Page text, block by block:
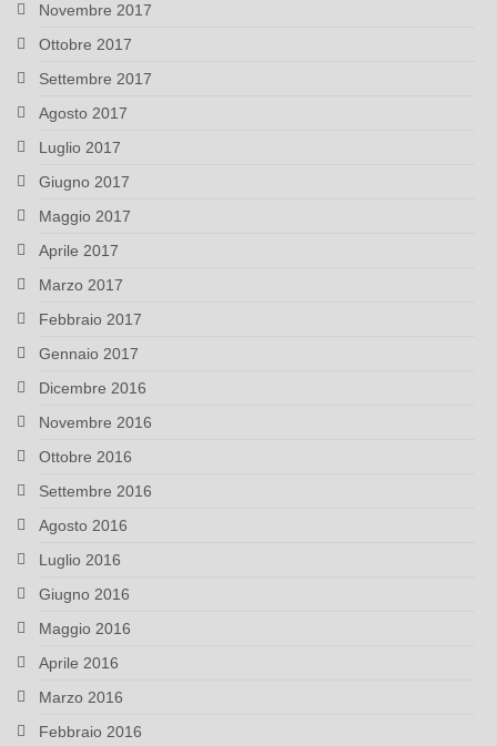
Novembre 2017
Ottobre 2017
Settembre 2017
Agosto 2017
Luglio 2017
Giugno 2017
Maggio 2017
Aprile 2017
Marzo 2017
Febbraio 2017
Gennaio 2017
Dicembre 2016
Novembre 2016
Ottobre 2016
Settembre 2016
Agosto 2016
Luglio 2016
Giugno 2016
Maggio 2016
Aprile 2016
Marzo 2016
Febbraio 2016